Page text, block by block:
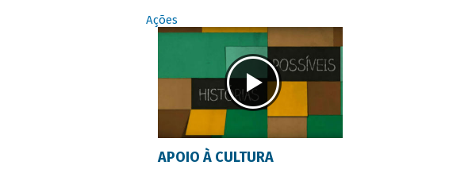
Ações
APOIO À CULTURA